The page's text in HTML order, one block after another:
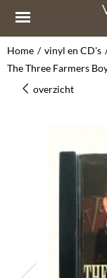
Home / vinyl en CD's
The Three Farmers
overzicht